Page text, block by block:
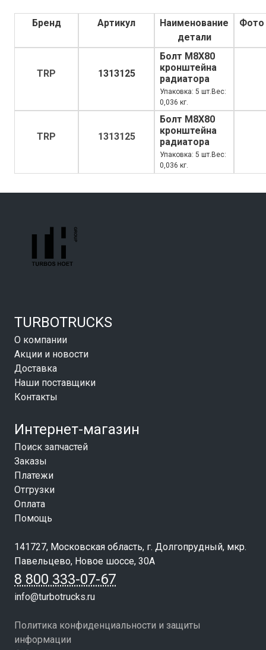
Бренд Артикул
Наименование
детали
Фото
TRP 1313125
Болт M8X80
кронштейна
радиатора
Упаковка: 5 шт.Вес:
0,036 кг.
TRP 1313125
Болт M8X80
кронштейна
радиатора
Упаковка: 5 шт.Вес:
0,036 кг.
TURBOTRUCKS
О компании
Акции и новости
Доставка
Наши поставщики
Контакты
Интернет-магазин
Поиск запчастей
Заказы
Платежи
Отгрузки
Оплата
Помощь
141727, Московская область, г. Долгопрудный, мкр.
Павельцево, Новое шоссе, 30А
8 800 333-07-67
info@turbotrucks.ru
Политика конфиденциальности и защиты
информации